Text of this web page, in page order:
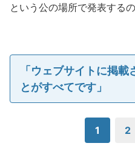
という公の場所で発表するの
「ウェブサイトに掲載
とがすべてです」
1 2